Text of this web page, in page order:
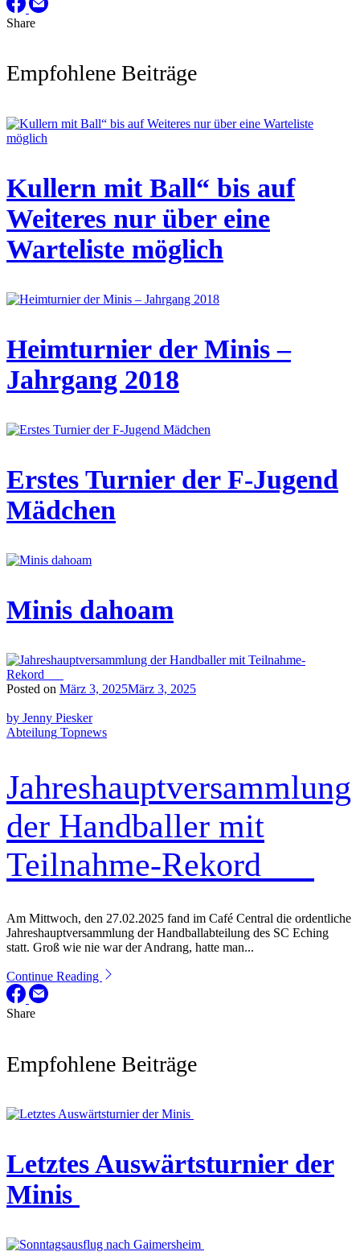
Share
Empfohlene Beiträge
Kullern mit Ball“ bis auf
Weiteres nur über eine
Warteliste möglich
Heimturnier der Minis –
Jahrgang 2018
Erstes Turnier der F-Jugend
Mädchen
Minis dahoam
Posted on März 3, 2025März 3, 2025
by Jenny Piesker
Abteilung Topnews
Jahreshauptversammlung
der Handballer mit
Teilnahme-Rekord
Am Mittwoch, den 27.02.2025 fand im Café Central die ordentliche
Jahreshauptversammlung der Handballabteilung des SC Eching
statt. Groß wie nie war der Andrang, hatte man...
Continue Reading
Share
Empfohlene Beiträge
Letztes Auswärtsturnier der
Minis